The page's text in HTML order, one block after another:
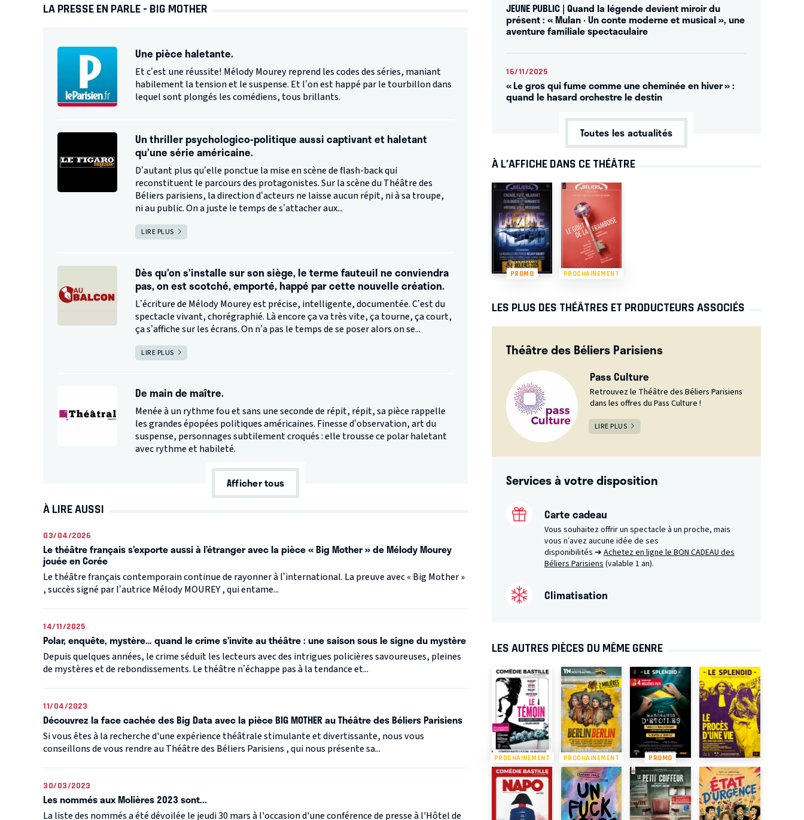
LA PRESSE EN PARLE - BIG MOTHER
Une pièce haletante.
Et c’est une réussite! Mélody Mourey reprend les codes des séries, maniant
habilement la tension et le suspense. Et l’on est happé par le tourbillon dans
lequel sont plongés les comédiens, tous brillants.
Un thriller psychologico-politique aussi captivant et haletant
qu’une série américaine.
D’autant plus qu’elle ponctue la mise en scène de flash-back qui
reconstituent le parcours des protagonistes. Sur la scène du Théâtre des
Béliers parisiens, la direction d’acteurs ne laisse aucun répit, ni à sa troupe,
ni au public. On a juste le temps de s’attacher aux...
LIRE PLUS
Dès qu’on s’installe sur son siège, le terme fauteuil ne conviendra
pas, on est scotché, emporté, happé par cette nouvelle création.
L’écriture de Mélody Mourey est précise, intelligente, documentée. C’est du
spectacle vivant, chorégraphié. Là encore ça va très vite, ça tourne, ça court,
ça s’affiche sur les écrans. On n’a pas le temps de se poser alors on se...
LIRE PLUS
De main de maître.
Menée à un rythme fou et sans une seconde de répit, répit, sa pièce rappelle
les grandes épopées politiques américaines. Finesse d’observation, art du
suspense, personnages subtilement croqués : elle trousse ce polar haletant
avec rythme et habileté.
Afficher tous
À LIRE AUSSI
03/04/2026
Le théâtre français s’exporte aussi à l’étranger avec la pièce « Big Mother » de Mélody Mourey
jouée en Corée
Le théâtre français contemporain continue de rayonner à l’international. La preuve avec « Big Mother »
, succès signé par l’autrice Mélody MOUREY , qui entame...
14/11/2025
Polar, enquête, mystère… quand le crime s’invite au théâtre : une saison sous le signe du mystère
Depuis quelques années, le crime séduit les lecteurs avec des intrigues policières savoureuses, pleines
de mystères et de rebondissements. Le théâtre n’échappe pas à la tendance et...
11/04/2023
Découvrez la face cachée des Big Data avec la pièce BIG MOTHER au Théâtre des Béliers Parisiens
Si vous êtes à la recherche d'une expérience théâtrale stimulante et divertissante, nous vous
conseillons de vous rendre au Théâtre des Béliers Parisiens , qui nous présente sa...
30/03/2023
Les nommés aux Molières 2023 sont...
La liste des nommés a été dévoilée le jeudi 30 mars à l'occasion d'une conférence de presse à l'Hôtel de
JEUNE PUBLIC | Quand la légende devient miroir du
présent : « Mulan · Un conte moderne et musical », une
aventure familiale spectaculaire
16/11/2025
« Le gros qui fume comme une cheminée en hiver » :
quand le hasard orchestre le destin
Toutes les actualités
À L’AFFICHE DANS CE THÉÂTRE
PROMO PROCHAINEMENT
LES PLUS DES THÉÂTRES ET PRODUCTEURS ASSOCIÉS
Théâtre des Béliers Parisiens
Pass Culture
Retrouvez le Théâtre des Béliers Parisiens
dans les offres du Pass Culture !
LIRE PLUS
Services à votre disposition
Carte cadeau
Vous souhaitez offrir un spectacle à un proche, mais
vous n’avez aucune idée de ses
disponibilités ➔ Achetez en ligne le BON CADEAU des
Béliers Parisiens(valable 1 an).
Climatisation
LES AUTRES PIÈCES DU MÊME GENRE
PROCHAINEMENT PROCHAINEMENT PROMO